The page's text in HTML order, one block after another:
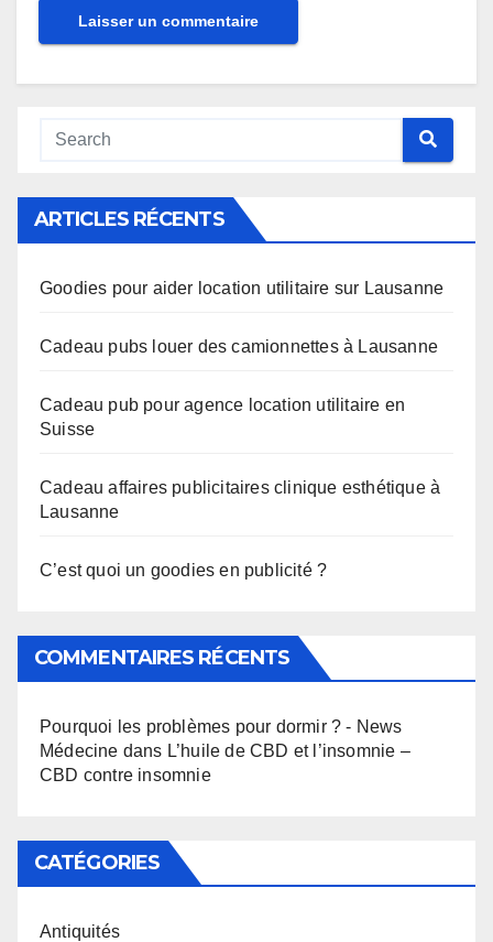
ARTICLES RÉCENTS
Goodies pour aider location utilitaire sur Lausanne
Cadeau pubs louer des camionnettes à Lausanne
Cadeau pub pour agence location utilitaire en
Suisse
Cadeau affaires publicitaires clinique esthétique à
Lausanne
C’est quoi un goodies en publicité ?
COMMENTAIRES RÉCENTS
Pourquoi les problèmes pour dormir ? - News
Médecine dans L’huile de CBD et l’insomnie –
CBD contre insomnie
CATÉGORIES
Antiquités